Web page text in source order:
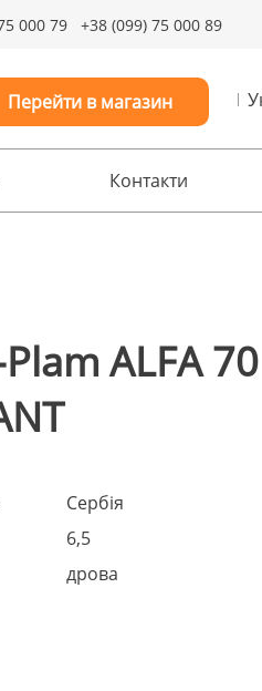
000 79 +38 (099) 75 000 89
Перейти в магазин
Контакти
ALFA 70
Сербія
6,5
дрова